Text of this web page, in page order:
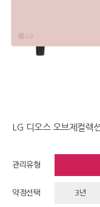
LG 디오스 오브제컬
관리유형
약정선택 3년